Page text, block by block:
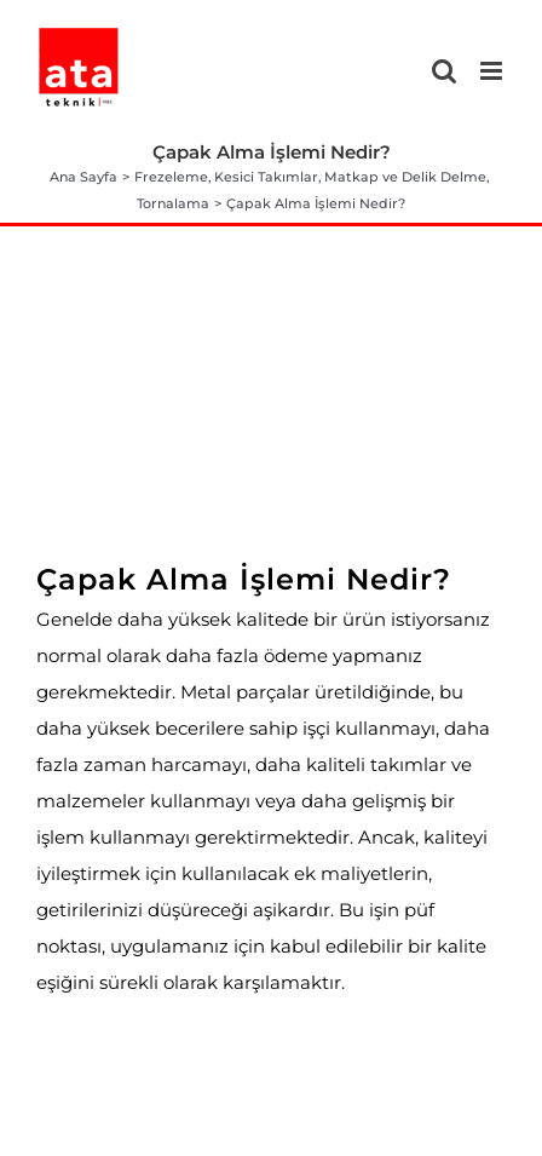
content
Çapak Alma İşlemi Nedir?
Ana Sayfa Frezeleme Kesici Takımlar Matkap ve Delik Delme
Tornalama
Çapak Alma İşlemi Nedir?
Çapak Alma İşlemi Nedir?
Genelde daha yüksek kalitede bir ürün istiyorsanız
normal olarak daha fazla ödeme yapmanız
gerekmektedir. Metal parçalar üretildiğinde, bu
daha yüksek becerilere sahip işçi kullanmayı, daha
fazla zaman harcamayı, daha kaliteli takımlar ve
malzemeler kullanmayı veya daha gelişmiş bir
işlem kullanmayı gerektirmektedir. Ancak, kaliteyi
iyileştirmek için kullanılacak ek maliyetlerin,
getirilerinizi düşüreceği aşikardır. Bu işin püf
noktası, uygulamanız için kabul edilebilir bir kalite
eşiğini sürekli olarak karşılamaktır.